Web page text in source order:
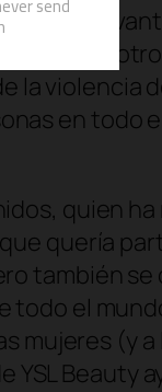
En
2021 en
la violencia
en todo
quien
quería
también
todo el
mujeres (y
Beauty